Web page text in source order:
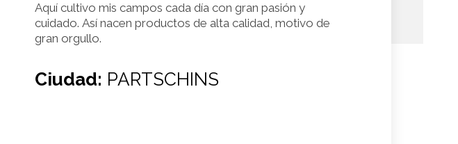
Aquí cultivo mis campos cada día con gran pasión y
cuidado. Así nacen productos de alta calidad, motivo de
gran orgullo.
Ciudad: PARTSCHINS